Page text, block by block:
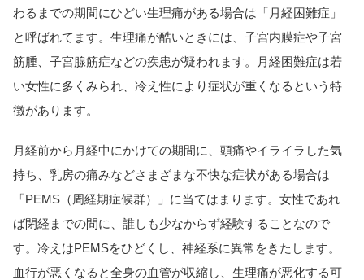
わるまでの期間にひどい生理痛がある場合は「月経困難症」
と呼ばれてます。生理痛が酷いときには、子宮内膜症や子宮
筋腫、子宮腺筋症などの疾患が疑われます。月経困難症は若
い女性に多くみられ、冷え性により症状が重くなるという特
徴があります。
月経前から月経中にかけての期間に、頭痛やイライラした気
持ち、乳房の痛みなどさまざまな不快な症状がある場合は
「PEMS（周経期症候群）」に当てはまります。女性であれ
ば閉経までの間に、誰しも少なからず経験することなので
す。冷えはPEMSをひどくし、神経系に異常をきたします。
血行が悪くなると全身の血管が収縮し、生理痛が悪化する可